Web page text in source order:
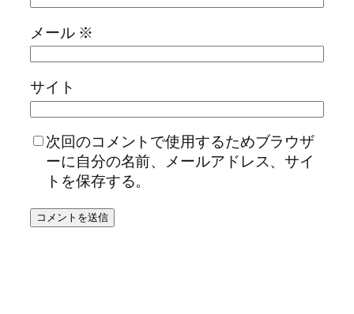
メール ※
サイト
次回のコメントで使用するためブラウザ
ーに自分の名前、メールアドレス、サイ
トを保存する。